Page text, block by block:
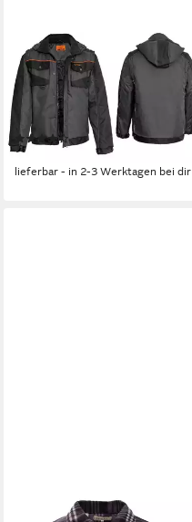
CLASSIC
Arbeitsjacke Funktionsjacke
Arbeitsjacke Outdoor
gefüttert wasserdicht(C-
WINOX)
(4)
54,93 €
lieferbar - in 2-3 Werktagen bei dir